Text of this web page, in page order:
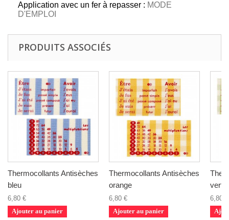
Application avec un fer à repasser : MODE
D'EMPLOI
PRODUITS ASSOCIÉS
Thermocollants Antisèches
bleu
6,80 €
Ajouter au panier
Thermocollants Antisèches
orange
6,80 €
Ajouter au panier
vert
6,80 €